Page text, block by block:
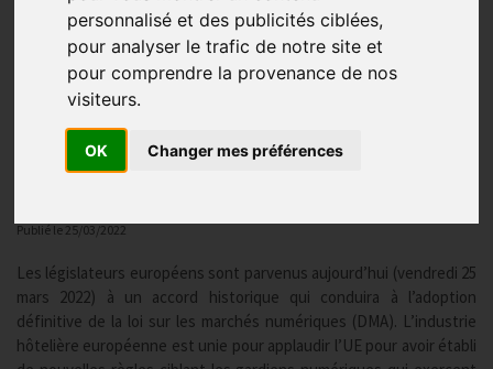
personnalisé et des publicités ciblées,
pour analyser le trafic de notre site et
pour comprendre la provenance de nos
visiteurs.
OK Changer mes préférences
sur les marchés numériques
est une "aubaine" pour les
hôteliers européens
Publié le 25/03/2022
Les législateurs européens sont parvenus aujourd’hui (vendredi 25
mars 2022) à un accord historique qui conduira à l’adoption
définitive de la loi sur les marchés numériques (DMA). L’industrie
hôtelière européenne est unie pour applaudir l’UE pour avoir établi